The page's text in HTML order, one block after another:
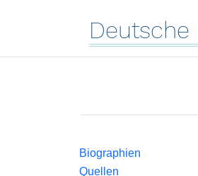
Deutsche
Biographien
Quellen